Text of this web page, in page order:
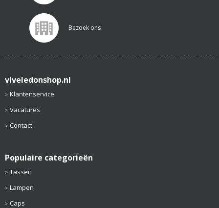
Bezoek ons
viveledonshop.nl
Klantenservice
Vacatures
Contact
Populaire categorieën
Tassen
Lampen
Caps